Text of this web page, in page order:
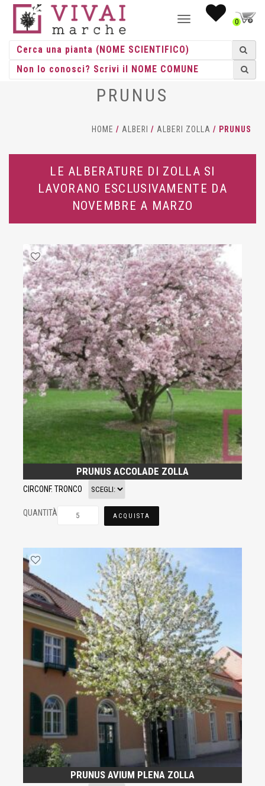
NAVIGAZIONE0
PRUNUS
HOME / ALBERI / ALBERI ZOLLA / PRUNUS
LE ALBERATURE DI ZOLLA SI
LAVORANO ESCLUSIVAMENTE DA
NOVEMBRE A MARZO
PRUNUS ACCOLADE ZOLLA
CIRCONF. TRONCO
QUANTITÀ ACQUISTA
PRUNUS AVIUM PLENA ZOLLA